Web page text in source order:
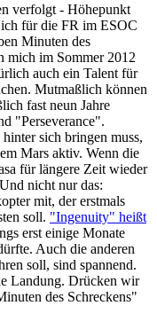
verfolgt - Höhepunkt
für die FR im ESOC
Minuten des
mich im Sommer 2012
auch ein Talent für
Mutmaßlich können
fast neun Jahre
"Perseverance".
sich bringen muss,
Mars aktiv. Wenn die
für längere Zeit wieder
nicht nur das:
mit, der erstmals
soll. "Ingenuity" heißt
erst einige Monate
Auch die anderen
soll, sind spannend.
Landung. Drücken wir
des Schreckens"